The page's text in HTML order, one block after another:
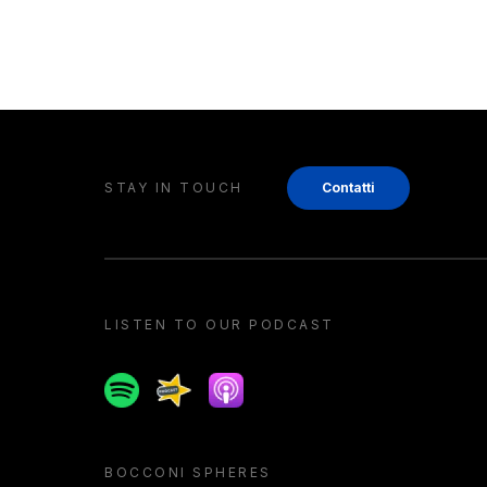
STAY IN TOUCH Contatti
LISTEN TO OUR PODCAST
SpotifySpreakerApple podcast
BOCCONI SPHERES